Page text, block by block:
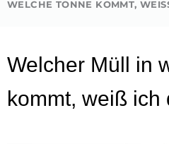
WELCHE TONNE KOMMT,
Welcher Müll in
kommt, weiß ich